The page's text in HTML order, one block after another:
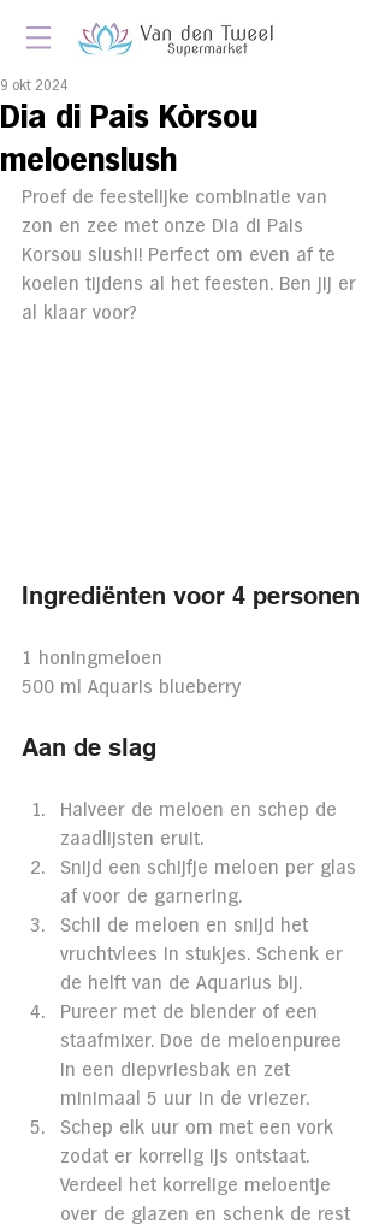
Dia di Pais Kòrsou
meloenslush
9 okt 2024
Proef de feestelijke combinatie van
zon en zee met onze Dia di Pais
Korsou slushi! Perfect om even af te
koelen tijdens al het feesten. Ben jij er
al klaar voor?
Ingrediënten voor 4 personen
1 honingmeloen
500 ml Aquaris blueberry
Aan de slag
Halveer de meloen en schep de
zaadlijsten eruit.
Snijd een schijfje meloen per glas
af voor de garnering.
Schil de meloen en snijd het
vruchtvlees in stukjes. Schenk er
de helft van de Aquarius bij.
Pureer met de blender of een
staafmixer. Doe de meloenpuree
in een diepvriesbak en zet
minimaal 5 uur in de vriezer.
Schep elk uur om met een vork
zodat er korrelig ijs ontstaat.
Verdeel het korrelige meloentje
over de glazen en schenk de rest